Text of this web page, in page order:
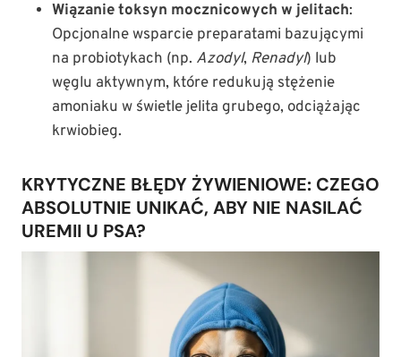
Wiązanie toksyn mocznicowych w jelitach:
Opcjonalne wsparcie preparatami bazującymi
na probiotykach (np. Azodyl, Renadyl) lub
węglu aktywnym, które redukują stężenie
amoniaku w świetle jelita grubego, odciążając
krwiobieg.
KRYTYCZNE BŁĘDY ŻYWIENIOWE: CZEGO
ABSOLUTNIE UNIKAĆ, ABY NIE NASILAĆ
UREMII U PSA?